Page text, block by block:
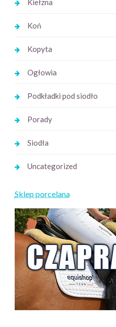
Kiełzna
Koń
Kopyta
Ogłowia
Podkładki pod siodło
Porady
Siodła
Uncategorized
Sklep porcelana